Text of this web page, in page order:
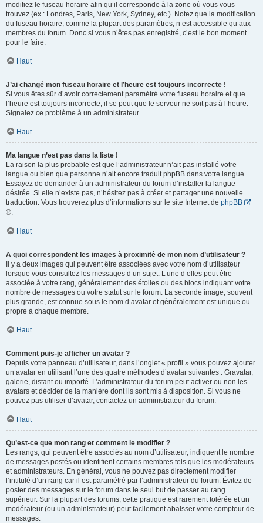
modifiez le fuseau horaire afin qu’il corresponde à la zone où vous vous
trouvez (ex : Londres, Paris, New York, Sydney, etc.). Notez que la modification
du fuseau horaire, comme la plupart des paramètres, n’est accessible qu’aux
membres du forum. Donc si vous n’êtes pas enregistré, c’est le bon moment
pour le faire.
Haut
J’ai changé mon fuseau horaire et l’heure est toujours incorrecte !
Si vous êtes sûr d’avoir correctement paramétré votre fuseau horaire et que
l’heure est toujours incorrecte, il se peut que le serveur ne soit pas à l’heure.
Signalez ce problème à un administrateur.
Haut
Ma langue n’est pas dans la liste !
La raison la plus probable est que l’administrateur n’ait pas installé votre
langue ou bien que personne n’ait encore traduit phpBB dans votre langue.
Essayez de demander à un administrateur du forum d’installer la langue
désirée. Si elle n’existe pas, n’hésitez pas à créer et partager une nouvelle
traduction. Vous trouverez plus d’informations sur le site Internet de phpBB
®.
Haut
A quoi correspondent les images à proximité de mon nom d’utilisateur ?
Il y a deux images qui peuvent être associées avec votre nom d’utilisateur
lorsque vous consultez les messages d’un sujet. L’une d’elles peut être
associée à votre rang, généralement des étoiles ou des blocs indiquant votre
nombre de messages ou votre statut sur le forum. La seconde image, souvent
plus grande, est connue sous le nom d’avatar et généralement est unique ou
propre à chaque membre.
Haut
Comment puis-je afficher un avatar ?
Depuis votre panneau d’utilisateur, dans l’onglet « profil » vous pouvez ajouter
un avatar en utilisant l’une des quatre méthodes d’avatar suivantes : Gravatar,
galerie, distant ou importé. L’administrateur du forum peut activer ou non les
avatars et décider de la manière dont ils sont mis à disposition. Si vous ne
pouvez pas utiliser d’avatar, contactez un administrateur du forum.
Haut
Qu’est-ce que mon rang et comment le modifier ?
Les rangs, qui peuvent être associés au nom d’utilisateur, indiquent le nombre
de messages postés ou identifient certains membres tels que les modérateurs
et administrateurs. En général, vous ne pouvez pas directement modifier
l’intitulé d’un rang car il est paramétré par l’administrateur du forum. Évitez de
poster des messages sur le forum dans le seul but de passer au rang
supérieur. Sur la plupart des forums, cette pratique est rarement tolérée et un
modérateur (ou un administrateur) peut facilement abaisser votre compteur de
messages.